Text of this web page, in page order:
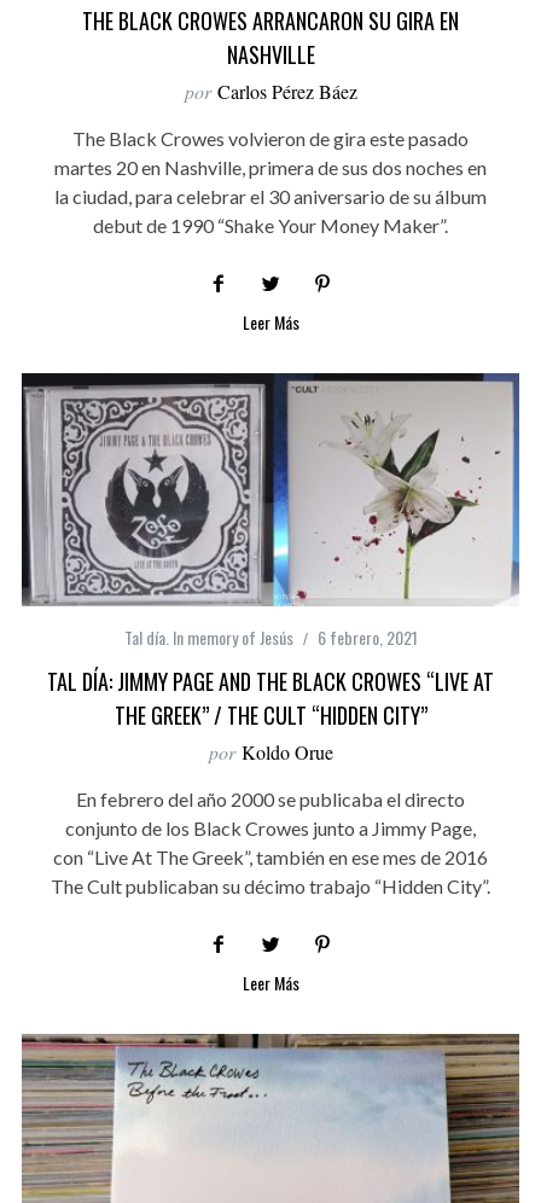
THE BLACK CROWES ARRANCARON SU GIRA EN
NASHVILLE
por Carlos Pérez Báez
The Black Crowes volvieron de gira este pasado
martes 20 en Nashville, primera de sus dos noches en
la ciudad, para celebrar el 30 aniversario de su álbum
debut de 1990 “Shake Your Money Maker”.
Leer Más
Tal día. In memory of Jesús 6 febrero, 2021
TAL DÍA: JIMMY PAGE AND THE BLACK CROWES “‎LIVE AT
THE GREEK” / THE CULT “HIDDEN CITY”
por Koldo Orue
En febrero del año 2000 se publicaba el directo
conjunto de los Black Crowes junto a Jimmy Page,
con “‎Live At The Greek”, también en ese mes de 2016
The Cult publicaban su décimo trabajo “Hidden City”.
Leer Más